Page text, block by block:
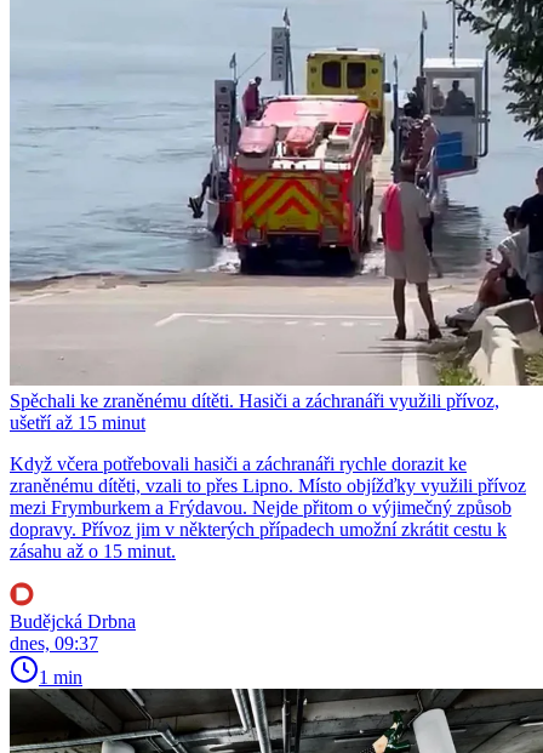
Spěchali ke zraněnému dítěti. Hasiči a záchranáři využili přívoz,
ušetří až 15 minut
Když včera potřebovali hasiči a záchranáři rychle dorazit ke
zraněnému dítěti, vzali to přes Lipno. Místo objížďky využili přívoz
mezi Frymburkem a Frýdavou. Nejde přitom o výjimečný způsob
dopravy. Přívoz jim v některých případech umožní zkrátit cestu k
zásahu až o 15 minut.
Budějcká Drbna
dnes, 09:37
1 min